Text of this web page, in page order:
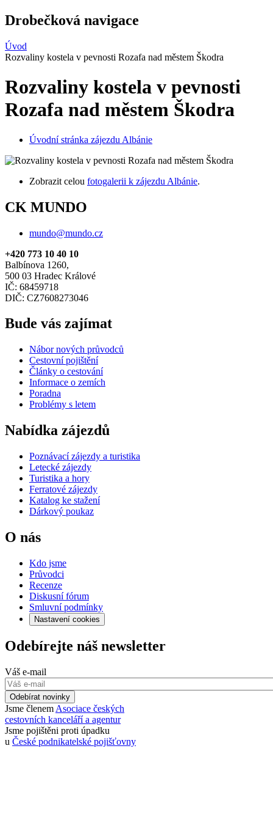
Drobečková navigace
Úvod
Rozvaliny kostela v pevnosti Rozafa nad městem Škodra
Rozvaliny kostela v pevnosti
Rozafa nad městem Škodra
Úvodní stránka zájezdu Albánie
Zobrazit celou fotogalerii k zájezdu Albánie.
CK MUNDO
mundo@mundo.cz
+420 773 10 40 10
Balbínova 1260,
500 03 Hradec Králové
IČ: 68459718
DIČ: CZ7608273046
Bude vás zajímat
Nábor nových průvodců
Cestovní pojištění
Články o cestování
Informace o zemích
Poradna
Problémy s letem
Nabídka zájezdů
Poznávací zájezdy a turistika
Letecké zájezdy
Turistika a hory
Ferratové zájezdy
Katalog ke stažení
Dárkový poukaz
O nás
Kdo jsme
Průvodci
Recenze
Diskusní fórum
Smluvní podmínky
Nastavení cookies
Odebírejte náš newsletter
Váš e-mail
Odebírat novinky
Jsme členem Asociace českých
cestovních kanceláří a agentur
Jsme pojištěni proti úpadku
u České podnikatelské pojišťovny